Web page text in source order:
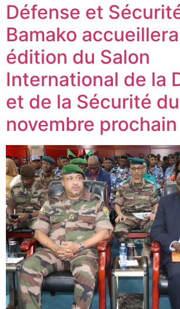
Défense et
Bamako
édition du Salon
International de la
et de la Sécurité
novembre prochain